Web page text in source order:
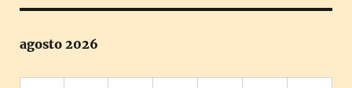
agosto 2026